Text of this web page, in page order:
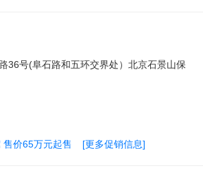
36号(阜石路和五环交界处）北京石景山保
价65万元起售
[更多促销信息]